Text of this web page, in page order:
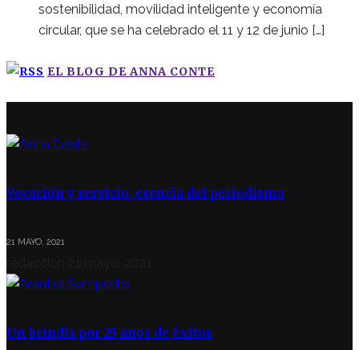
sostenibilidad, movilidad inteligente y economía
circular, que se ha celebrado el 11 y 12 de junio […]
EL BLOG DE ANNA CONTE
Vocación y servicio, esencia del periodismo
21 MAYO, 2021
Un brindis por 25 años de éxitos